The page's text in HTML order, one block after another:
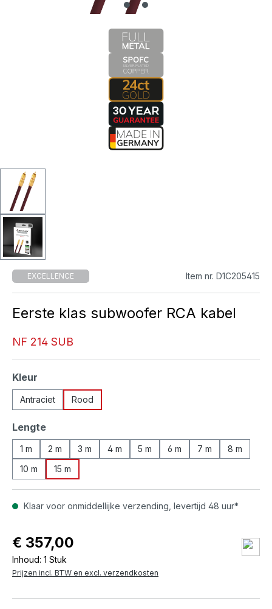
EXCELLENCE Item nr. D1C205415
Eerste klas subwoofer RCA kabel
NF 214 SUB
Selecteer
Kleur
Antraciet Rood
Selecteer
Lengte
1 m 2 m 3 m 4 m 5 m 6 m 7 m
8 m
10 m
15 m
Klaar voor onmiddellijke verzending, levertijd 48 uur*
€ 357,00
Inhoud: 1 Stuk
Prijzen incl. BTW en excl. verzendkosten